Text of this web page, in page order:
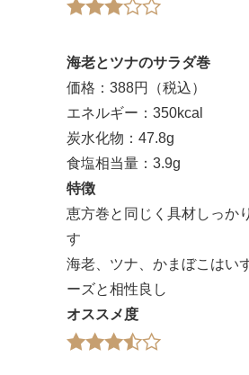
海老とツナのサラダ巻
価格：388円（税込）
エネルギー：350kcal
炭水化物：47.8g
食塩相当量：3.9g
特徴
恵方巻と同じく具材しっか
す
海老、ツナ、かまぼこはい
ーズと相性良し
オススメ度